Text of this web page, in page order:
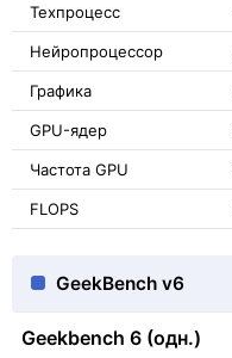
Техпроцесс
Нейропроцессор
Графика
GPU-ядер
Частота GPU
FLOPS
GeekBench v6
Geekbench 6 (одн.)